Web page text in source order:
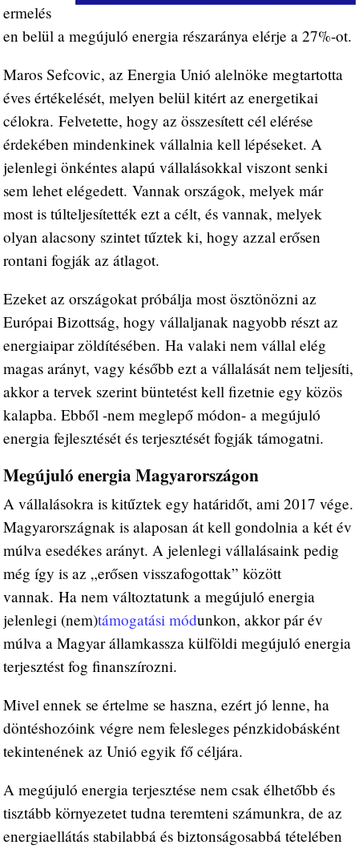
ermelés
en belül a megújuló energia részaránya elérje a 27%-ot.
Maros Sefcovic, az Energia Unió alelnöke megtartotta
éves értékelését, melyen belül kitért az energetikai
célokra. Felvetette, hogy az összesített cél elérése
érdekében mindenkinek vállalnia kell lépéseket. A
jelenlegi önkéntes alapú vállalásokkal viszont senki
sem lehet elégedett. Vannak országok, melyek már
most is túlteljesítették ezt a célt, és vannak, melyek
olyan alacsony szintet tűztek ki, hogy azzal erősen
rontani fogják az átlagot.
Ezeket az országokat próbálja most ösztönözni az
Európai Bizottság, hogy vállaljanak nagyobb részt az
energiaipar zöldítésében. Ha valaki nem vállal elég
magas arányt, vagy később ezt a vállalását nem teljesíti,
akkor a tervek szerint büntetést kell fizetnie egy közös
kalapba. Ebből -nem meglepő módon- a megújuló
energia fejlesztését és terjesztését fogják támogatni.
Megújuló energia Magyarországon
A vállalásokra is kitűztek egy határidőt, ami 2017 vége.
Magyarországnak is alaposan át kell gondolnia a két év
múlva esedékes arányt. A jelenlegi vállalásaink pedig
még így is az „erősen visszafogottak” között
vannak. Ha nem változtatunk a megújuló energia
jelenlegi (nem)támogatási módunkon, akkor pár év
múlva a Magyar államkassza külföldi megújuló energia
terjesztést fog finanszírozni.
Mivel ennek se értelme se haszna, ezért jó lenne, ha
döntéshozóink végre nem felesleges pénzkidobásként
tekintenének az Unió egyik fő céljára.
A megújuló energia terjesztése nem csak élhetőbb és
tisztább környezetet tudna teremteni számunkra, de az
energiaellátás stabilabbá és biztonságosabbá tételében